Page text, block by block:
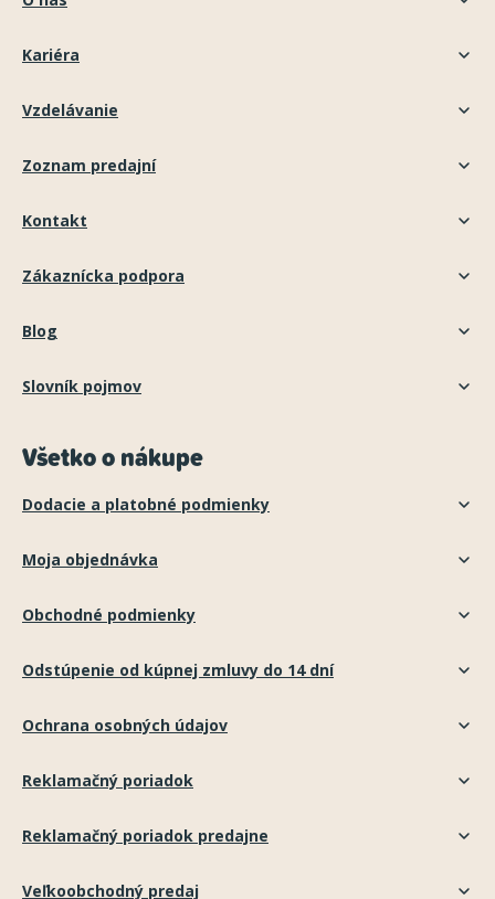
Kariéra
Vzdelávanie
Zoznam predajní
Kontakt
Zákaznícka podpora
Blog
Slovník pojmov
Všetko o nákupe
Dodacie a platobné podmienky
Moja objednávka
Obchodné podmienky
Odstúpenie od kúpnej zmluvy do 14 dní
Ochrana osobných údajov
Reklamačný poriadok
Reklamačný poriadok predajne
Veľkoobchodný predaj